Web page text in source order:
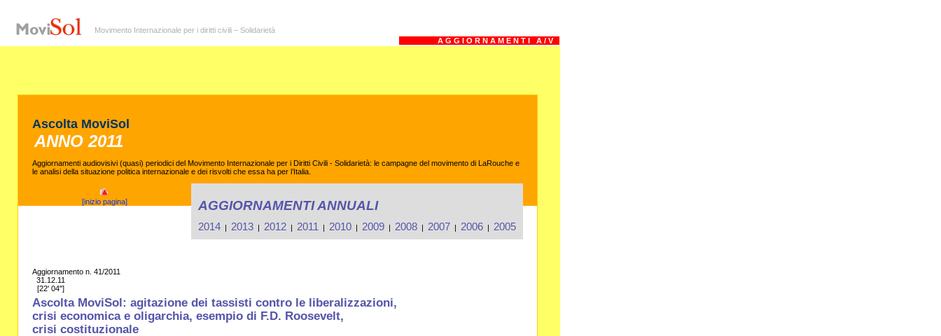
Movimento Internazionale per i diritti civili – Solidarietà
Ascolta MoviSol
ANNO 2011
Aggiornamenti audiovisivi (quasi) periodici del Movimento Internazionale per i Diritti Civili - Solidarietà: le campagne del movimento di LaRouche e
le analisi della situazione politica internazionale e dei risvolti che essa ha per l’Italia.
AGGIORNAMENTI ANNUALI
2014 | 2013 | 2012 | 2011 | 2010 | 2009 | 2008 | 2007 | 2006 | 2005
Aggiornamento n. 41/2011
31.12.11
[22' 04"]
Ascolta MoviSol: agitazione dei tassisti contro le liberalizzazioni,
crisi economica e oligarchia, esempio di F.D. Roosevelt,
crisi costituzionale
[inizio pagina]
A G G I O R N A M E N T I A / V